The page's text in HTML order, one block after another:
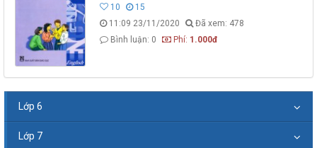
10
15
11:09 23/11/2020
Đã xem: 478
Bình luận: 0
Phí: 1.000đ
Lớp 6
Lớp 7